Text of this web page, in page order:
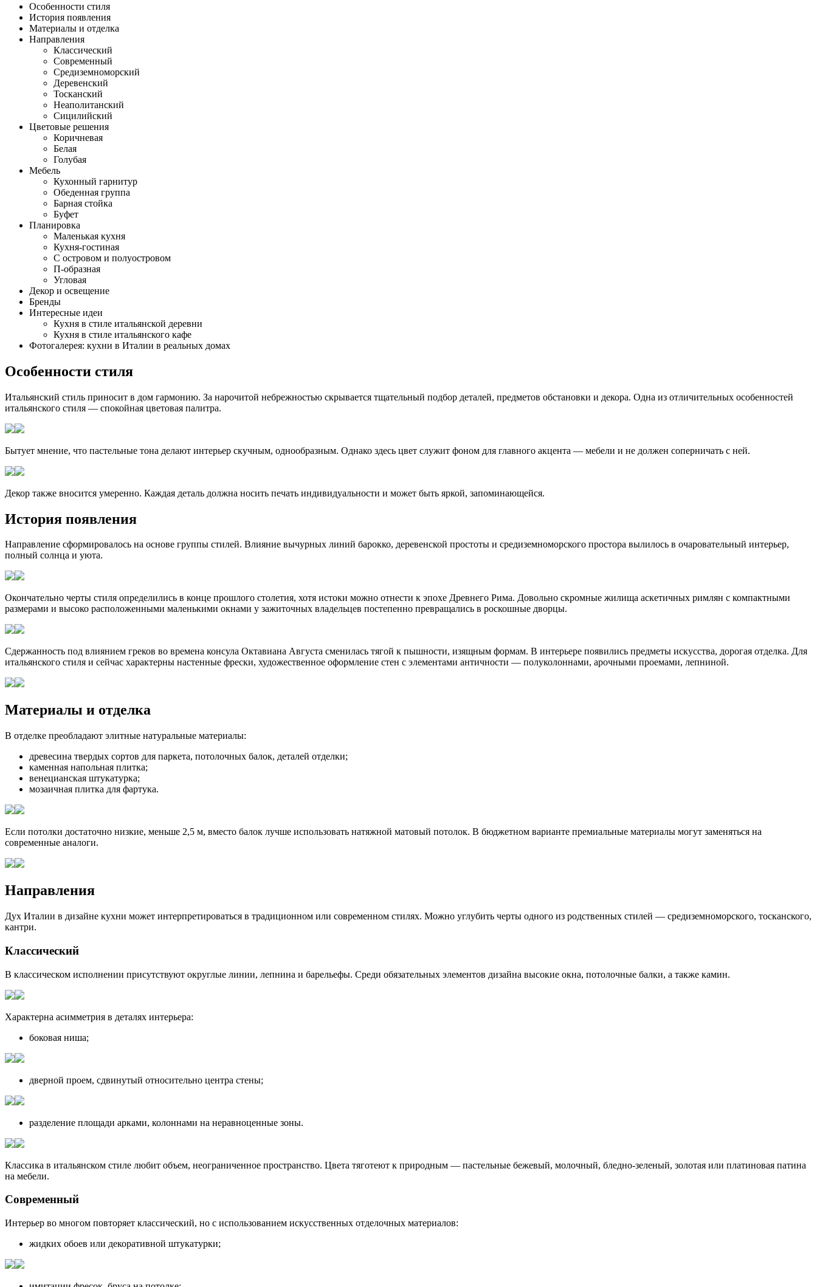
Особенности стиля
История появления
Материалы и отделка
Направления
Классический
Современный
Средиземноморский
Деревенский
Тосканский
Неаполитанский
Сицилийский
Цветовые решения
Коричневая
Белая
Голубая
Мебель
Кухонный гарнитур
Обеденная группа
Барная стойка
Буфет
Планировка
Маленькая кухня
Кухня-гостиная
С островом и полуостровом
П-образная
Угловая
Декор и освещение
Бренды
Интересные идеи
Кухня в стиле итальянской деревни
Кухня в стиле итальянского кафе
Фотогалерея: кухни в Италии в реальных домах
Особенности стиля
Итальянский стиль приносит в дом гармонию. За нарочитой небрежностью скрывается тщательный подбор деталей, предметов обстановки и декора. Одна из отличительных особенностей
итальянского стиля — спокойная цветовая палитра.
Бытует мнение, что пастельные тона делают интерьер скучным, однообразным. Однако здесь цвет служит фоном для главного акцента — мебели и не должен соперничать с ней.
Декор также вносится умеренно. Каждая деталь должна носить печать индивидуальности и может быть яркой, запоминающейся.
История появления
Направление сформировалось на основе группы стилей. Влияние вычурных линий барокко, деревенской простоты и средиземноморского простора вылилось в очаровательный интерьер,
полный солнца и уюта.
Окончательно черты стиля определились в конце прошлого столетия, хотя истоки можно отнести к эпохе Древнего Рима. Довольно скромные жилища аскетичных римлян с компактными
размерами и высоко расположенными маленькими окнами у зажиточных владельцев постепенно превращались в роскошные дворцы.
Сдержанность под влиянием греков во времена консула Октавиана Августа сменилась тягой к пышности, изящным формам. В интерьере появились предметы искусства, дорогая отделка. Для
итальянского стиля и сейчас характерны настенные фрески, художественное оформление стен с элементами античности — полуколоннами, арочными проемами, лепниной.
Материалы и отделка
В отделке преобладают элитные натуральные материалы:
древесина твердых сортов для паркета, потолочных балок, деталей отделки;
каменная напольная плитка;
венецианская штукатурка;
мозаичная плитка для фартука.
Если потолки достаточно низкие, меньше 2,5 м, вместо балок лучше использовать натяжной матовый потолок. В бюджетном варианте премиальные материалы могут заменяться на
современные аналоги.
Направления
Дух Италии в дизайне кухни может интерпретироваться в традиционном или современном стилях. Можно углубить черты одного из родственных стилей — средиземноморского, тосканского,
кантри.
Классический
В классическом исполнении присутствуют округлые линии, лепнина и барельефы. Среди обязательных элементов дизайна высокие окна, потолочные балки, а также камин.
Характерна асимметрия в деталях интерьера:
боковая ниша;
дверной проем, сдвинутый относительно центра стены;
разделение площади арками, колоннами на неравноценные зоны.
Классика в итальянском стиле любит объем, неограниченное пространство. Цвета тяготеют к природным — пастельные бежевый, молочный, бледно-зеленый, золотая или платиновая патина
на мебели.
Современный
Интерьер во многом повторяет классический, но с использованием искусственных отделочных материалов:
жидких обоев или декоративной штукатурки;